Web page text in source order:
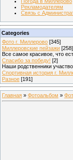
Рекламодателям
Связь с
Categories
Фото г. Миллерово [345]
Миллеровские пейзажи [258]
Все самое красивое, что
Спасибо за победу! [2]
Наши родственники
Спортивная история г.
Разное [191]
Главная » Фотоальбом »